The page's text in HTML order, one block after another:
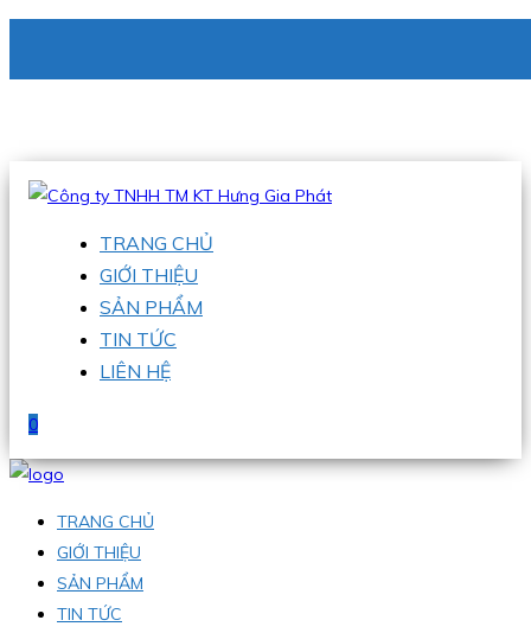
Hotline:0938 336 079
TRANG CHỦ
GIỚI THIỆU
SẢN PHẨM
TIN TỨC
LIÊN HỆ
0
TRANG CHỦ
GIỚI THIỆU
SẢN PHẨM
TIN TỨC